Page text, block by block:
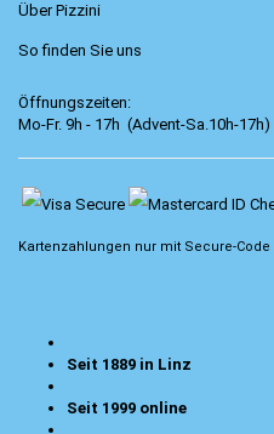
Über Pizzini
So finden Sie uns
Öffnungszeiten:
Mo-Fr. 9h - 17h (Advent-Sa.10h-17h)
Kartenzahlungen nur mit Secure-Code
Seit 1889 in Linz
Seit 1999 online